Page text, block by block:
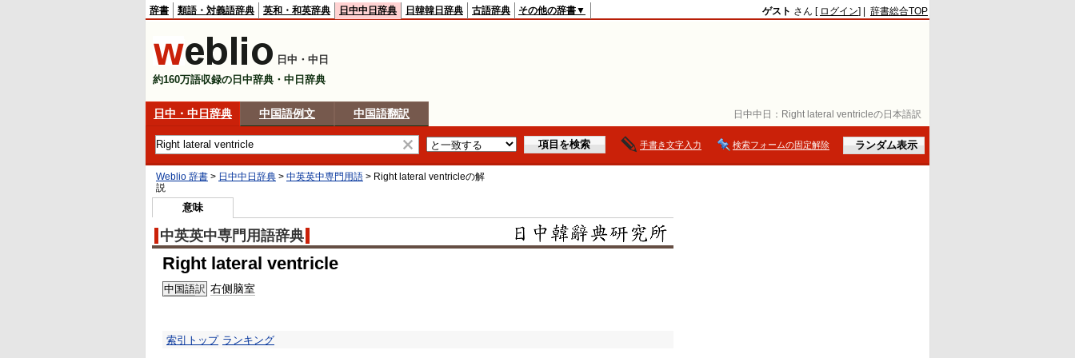
日中中日： Right lateral ventricleの日本語訳
辞書 類語・対義語辞典 英和・和英辞典 日中中日辞典 日韓韓日辞典 古語辞典 その他の辞書▼ ゲスト さん [ ログイン] | 辞書総合TOP
日中・中日
約160万語収録の日中辞典・中日辞典
日中・中日辞典 中国語例文 中国語翻訳
手書き文字入力 検索フォームの固定解除
Weblio 辞書 > 日中中日辞典 > 中英英中専門用語 > Right lateral ventricleの解
説
意味
中英英中専門用語辞典
Right lateral ventricle
中国語訳 右侧 脑室
索引トップ ランキング